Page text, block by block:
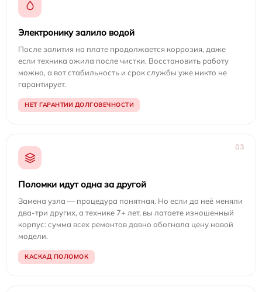
Электронику залило водой
После залития на плате продолжается коррозия, даже
если техника ожила после чистки. Восстановить работу
можно, а вот стабильность и срок службы уже никто не
гарантирует.
НЕТ ГАРАНТИИ ДОЛГОВЕЧНОСТИ
03
Поломки идут одна за другой
Замена узла — процедура понятная. Но если до неё меняли
два-три других, а технике 7+ лет, вы латаете изношенный
корпус: сумма всех ремонтов давно обогнала цену новой
модели.
КАСКАД ПОЛОМОК